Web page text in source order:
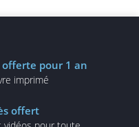
offerte pour 1 an
imprimé
offert